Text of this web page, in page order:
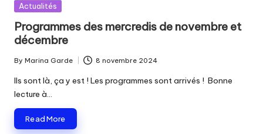
Posted
Actualités
Programmes des mercredis de novembre et
décembre
Posted
by
By Marina Garde 8 novembre 2024
Ils sont là, ça y est ! Les programmes sont arrivés ! Bonne
lecture à…
Read More